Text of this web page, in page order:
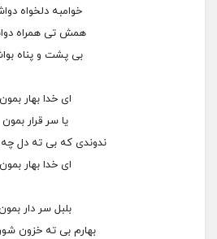
خوامبه دلخواه
همش تی همراه
بی پشت و پناه
ای خدا بهار بمون
یا سر قرار بمون
ند‌وندی که بی ته دل چه
ای خدا بهار بمون
بلبل سر دار
بهارم بی ته خزون